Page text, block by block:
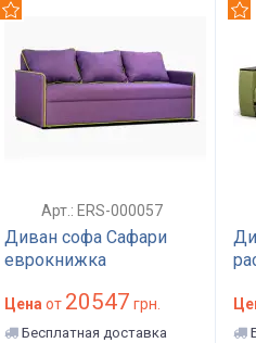
Арт.: ERS-000057
Диван софа Сафари
еврокнижка
Цена от 20547 грн.
Бесплатная доставка